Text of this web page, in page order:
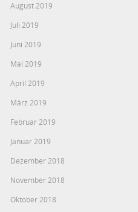
August 2019
Juli 2019
Juni 2019
Mai 2019
April 2019
März 2019
Februar 2019
Januar 2019
Dezember 2018
November 2018
Oktober 2018